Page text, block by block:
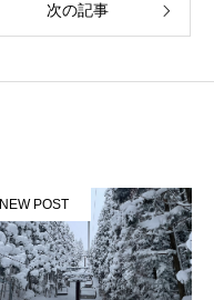
次の記事
NEW POST